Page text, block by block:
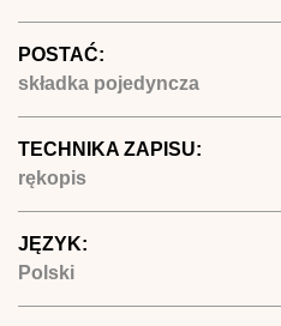
POSTAĆ:
składka pojedyncza
TECHNIKA ZAPISU:
rękopis
JĘZYK:
Polski